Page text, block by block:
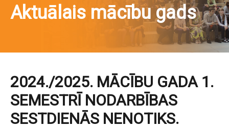
Aktuālais mācību gads
2024./2025. MĀCĪBU GADA 1.
SEMESTRĪ NODARBĪBAS
SESTDIENĀS NENOTIKS.